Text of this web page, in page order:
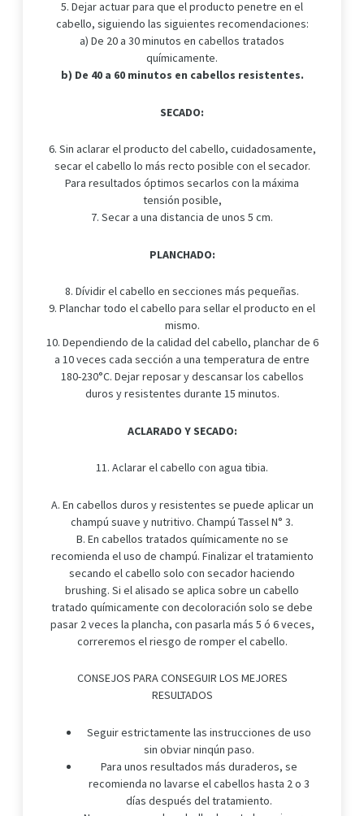
5. Dejar actuar para que el producto penetre en el
cabello, siguiendo las siguientes recomendaciones:
a) De 20 a 30 minutos en cabellos tratados
químicamente.
b) De 40 a 60 minutos en cabellos resistentes.
SECADO:
6. Sin aclarar el producto del cabello, cuidadosamente,
secar el cabello lo más recto posible con el secador.
Para resultados óptimos secarlos con la máxima
tensión posible,
7. Secar a una distancia de unos 5 cm.
PLANCHADO:
8. Dívidir el cabello en secciones más pequeñas.
9. Planchar todo el cabello para sellar el producto en el
mismo.
10. Dependiendo de la calidad del cabello, planchar de 6
a 10 veces cada sección a una temperatura de entre
180-230°C. Dejar reposar y descansar los cabellos
duros y resistentes durante 15 minutos.
ACLARADO Y SECADO:
11. Aclarar el cabello con agua tibia.
A. En cabellos duros y resistentes se puede aplicar un
champú suave y nutritivo. Champú Tassel N° 3.
B. En cabellos tratados químicamente no se
recomienda el uso de champú. Finalizar el tratamiento
secando el cabello solo con secador haciendo
brushing. Si el alisado se aplica sobre un cabello
tratado químicamente con decoloración solo se debe
pasar 2 veces la plancha, con pasarla más 5 ó 6 veces,
correremos el riesgo de romper el cabello.
CONSEJOS PARA CONSEGUIR LOS MEJORES
RESULTADOS
Seguir estrictamente las instrucciones de uso
sin obviar ninqún paso.
Para unos resultados más duraderos, se
recomienda no lavarse el cabellos hasta 2 o 3
días después del tratamiento.